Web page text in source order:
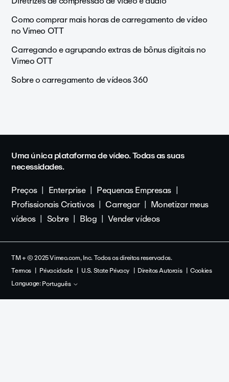
Como comprar mais horas de carregamento de vídeo
no Vimeo OTT
Carregando e agrupando extras de bônus digitais no
Vimeo OTT
Sobre o carregamento de vídeos 360
Uma única plataforma de vídeo. Todas as suas
necessidades.
Preços
Enterprise
Pequenas Empresas
Profissionais Criativos
Carregar
Monetizar meus
vídeos
Sobre Blog Vender vídeos
TM + © 2025 Vimeo.com, Inc. Todos os direitos reservados.
Termos
Privacidade U.S. State Privacy Direitos Autorais
Cookies
Language:Português